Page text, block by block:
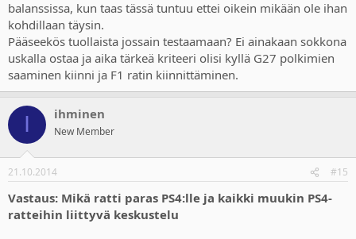
balanssissa, kun taas tässä tuntuu ettei oikein mikään ole ihan
kohdillaan täysin.
Pääseekös tuollaista jossain testaamaan? Ei ainakaan sokkona
uskalla ostaa ja aika tärkeä kriteeri olisi kyllä G27 polkimien
saaminen kiinni ja F1 ratin kiinnittäminen.
I ihminen
New Member
21.10.2014 #15
Vastaus: Mikä ratti paras PS4:lle ja kaikki muukin PS4-
ratteihin liittyvä keskustelu